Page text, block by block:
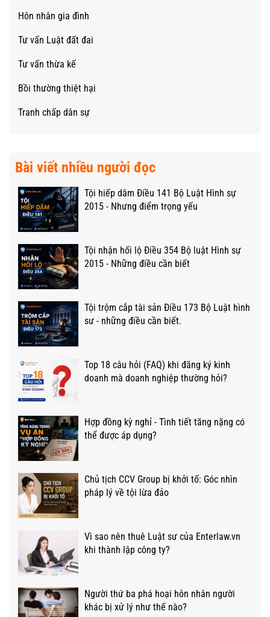
Hôn nhân gia đình
Tư vấn Luật đất đai
Tư vấn thừa kế
Bồi thường thiệt hại
Tranh chấp dân sự
Bài viết nhiều người đọc
Tội hiếp dâm Điều 141 Bộ Luật Hình sự
2015 - Nhưng điểm trọng yếu
Tội nhận hối lộ Điều 354 Bộ luật Hình sự
2015 - Những điều cần biết
Tội trộm cắp tài sản Điều 173 Bộ Luật hình
sư - những điều cần biết.
Top 18 câu hỏi (FAQ) khi đăng ký kinh
doanh mà doanh nghiệp thường hỏi?
Hợp đồng kỳ nghỉ - Tình tiết tăng nặng có
thể được áp dụng?
Chủ tịch CCV Group bị khởi tố: Góc nhìn
pháp lý về tội lừa đảo
Vì sao nên thuê Luật sư của Enterlaw.vn
khi thành lập công ty?
Người thứ ba phá hoại hôn nhân người
khác bị xử lý như thế nào?